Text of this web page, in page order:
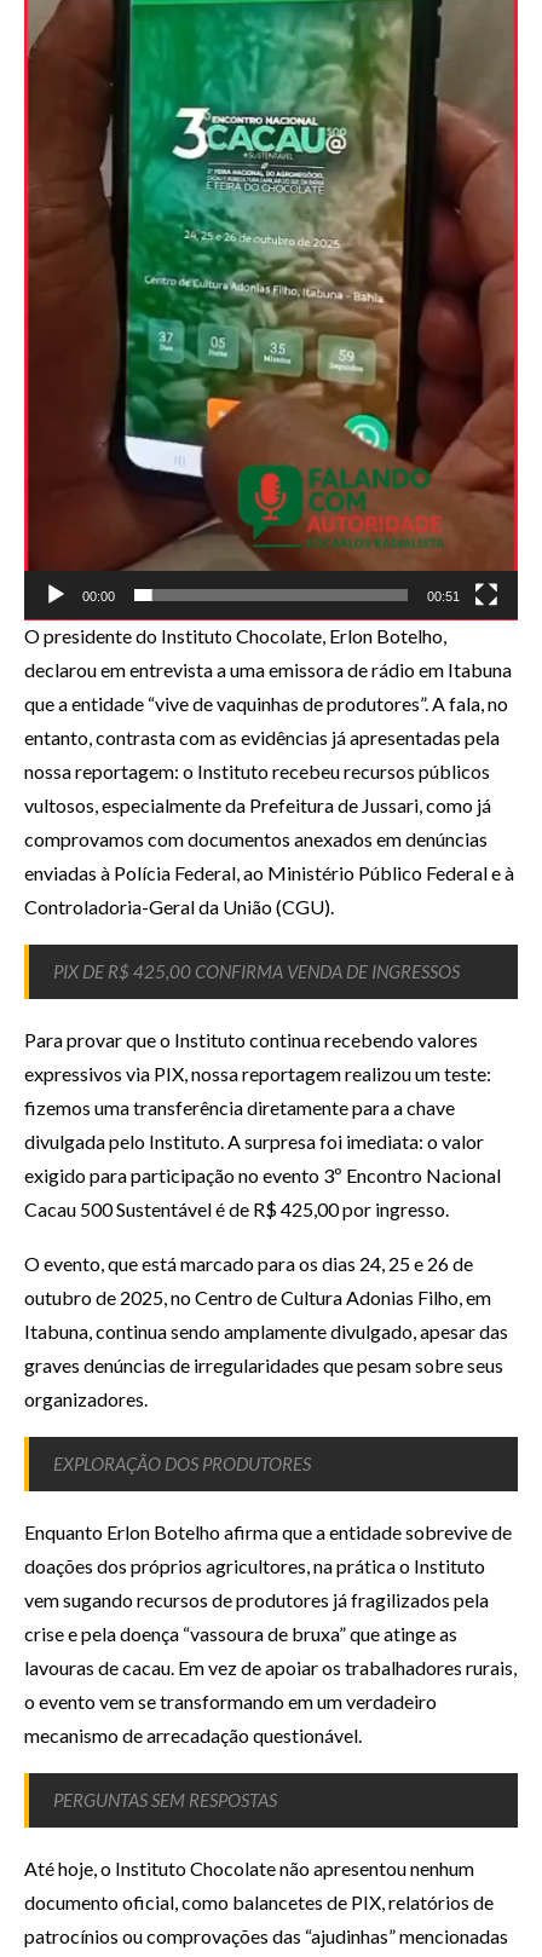
00:00 00:51
O presidente do Instituto Chocolate, Erlon Botelho,
declarou em entrevista a uma emissora de rádio em Itabuna
que a entidade “vive de vaquinhas de produtores”. A fala, no
entanto, contrasta com as evidências já apresentadas pela
nossa reportagem: o Instituto recebeu recursos públicos
vultosos, especialmente da Prefeitura de Jussari, como já
comprovamos com documentos anexados em denúncias
enviadas à Polícia Federal, ao Ministério Público Federal e à
Controladoria-Geral da União (CGU).
PIX DE R$ 425,00 CONFIRMA VENDA DE INGRESSOS
Para provar que o Instituto continua recebendo valores
expressivos via PIX, nossa reportagem realizou um teste:
fizemos uma transferência diretamente para a chave
divulgada pelo Instituto. A surpresa foi imediata: o valor
exigido para participação no evento 3º Encontro Nacional
Cacau 500 Sustentável é de R$ 425,00 por ingresso.
O evento, que está marcado para os dias 24, 25 e 26 de
outubro de 2025, no Centro de Cultura Adonias Filho, em
Itabuna, continua sendo amplamente divulgado, apesar das
graves denúncias de irregularidades que pesam sobre seus
organizadores.
EXPLORAÇÃO DOS PRODUTORES
Enquanto Erlon Botelho afirma que a entidade sobrevive de
doações dos próprios agricultores, na prática o Instituto
vem sugando recursos de produtores já fragilizados pela
crise e pela doença “vassoura de bruxa” que atinge as
lavouras de cacau. Em vez de apoiar os trabalhadores rurais,
o evento vem se transformando em um verdadeiro
mecanismo de arrecadação questionável.
PERGUNTAS SEM RESPOSTAS
Até hoje, o Instituto Chocolate não apresentou nenhum
documento oficial, como balancetes de PIX, relatórios de
patrocínios ou comprovações das “ajudinhas” mencionadas